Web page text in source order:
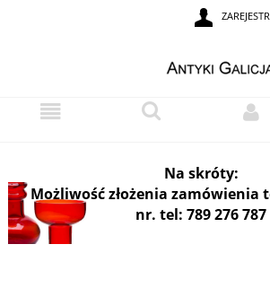
Na skróty:
Możliwość złożenia zamówienia
nr. tel: 789 276 787